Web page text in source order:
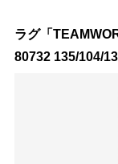
ラグ「
80732 135/104/